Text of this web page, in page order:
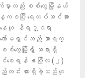
မှာလည်း စစ်တွေမြို့နယ်
စပြီး ရေတပ်အင်အား
နေဟု နိရဉ္စရာ
စ်ကော်မရှင်သည် အာရက္
စ်တွေမြို့ရှိ အရာရှိ
င်နိုင်စေရန် ဧပြီလ (၂)
တင်း ထားရှိခဲ့သည်ဟု